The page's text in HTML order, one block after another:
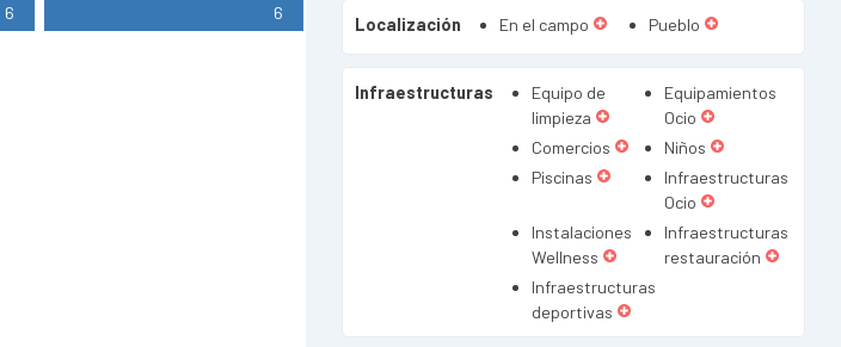
6
6
Localización En el campo Pueblo
Infraestructuras
Equipo de
limpieza
Equipamientos
Ocio
Comercios
Niños
Piscinas
Infraestructuras
Ocio
Instalaciones
Wellness
Infraestructuras
restauración
Infraestructuras
deportivas